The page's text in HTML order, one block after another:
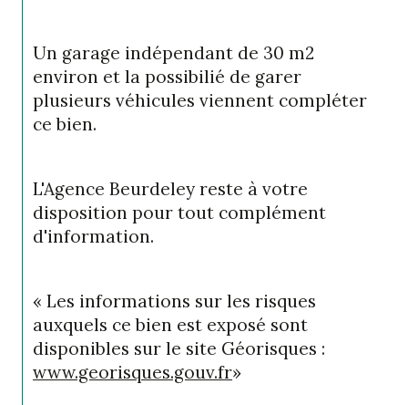
Un garage indépendant de 30 m2
environ et la possibilié de garer
plusieurs véhicules viennent compléter
ce bien.
L'Agence Beurdeley reste à votre
disposition pour tout complément
d'information.
« Les informations sur les risques
auxquels ce bien est exposé sont
disponibles sur le site Géorisques :
www.georisques.gouv.fr»